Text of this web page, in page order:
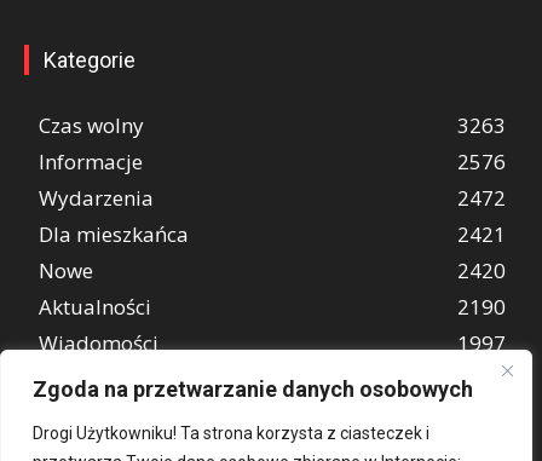
Zgoda na przetwarzanie danych osobowych
Drogi Użytkowniku! Ta strona korzysta z ciasteczek i
Kategorie
Czas wolny
3263
Informacje
2576
Wydarzenia
2472
Dla mieszkańca
2421
Nowe
2420
Aktualności
2190
Wiadomości
1997
REKLAMA
849